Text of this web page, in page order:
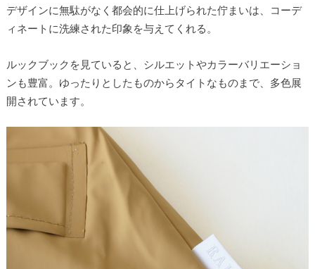
デザインに無駄がなく都会的に仕上げられた佇まいは、コーデ
ィネートに洗練された印象を与えてくれる。
ルックブックを見ていると、シルエットやカラーバリエーショ
ンも豊富。ゆったりとしたものからタイトなものまで、多色展
開されています。